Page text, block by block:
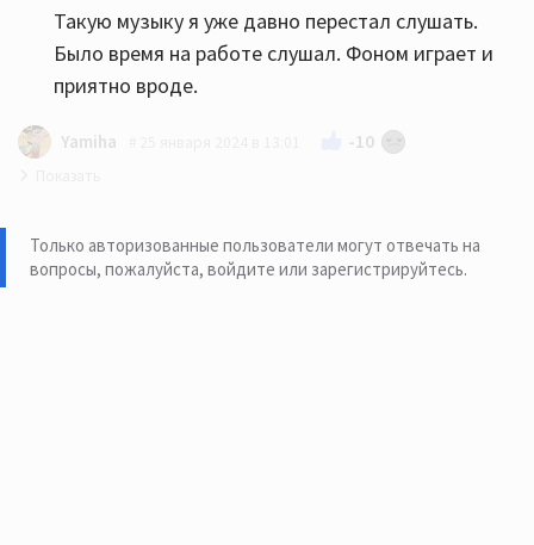
Такую музыку я уже давно перестал слушать.
Было время на работе слушал. Фоном играет и
приятно вроде.
Yamiha -10
Только авторизованные пользователи могут отвечать на
вопросы, пожалуйста, войдите или зарегистрируйтесь.